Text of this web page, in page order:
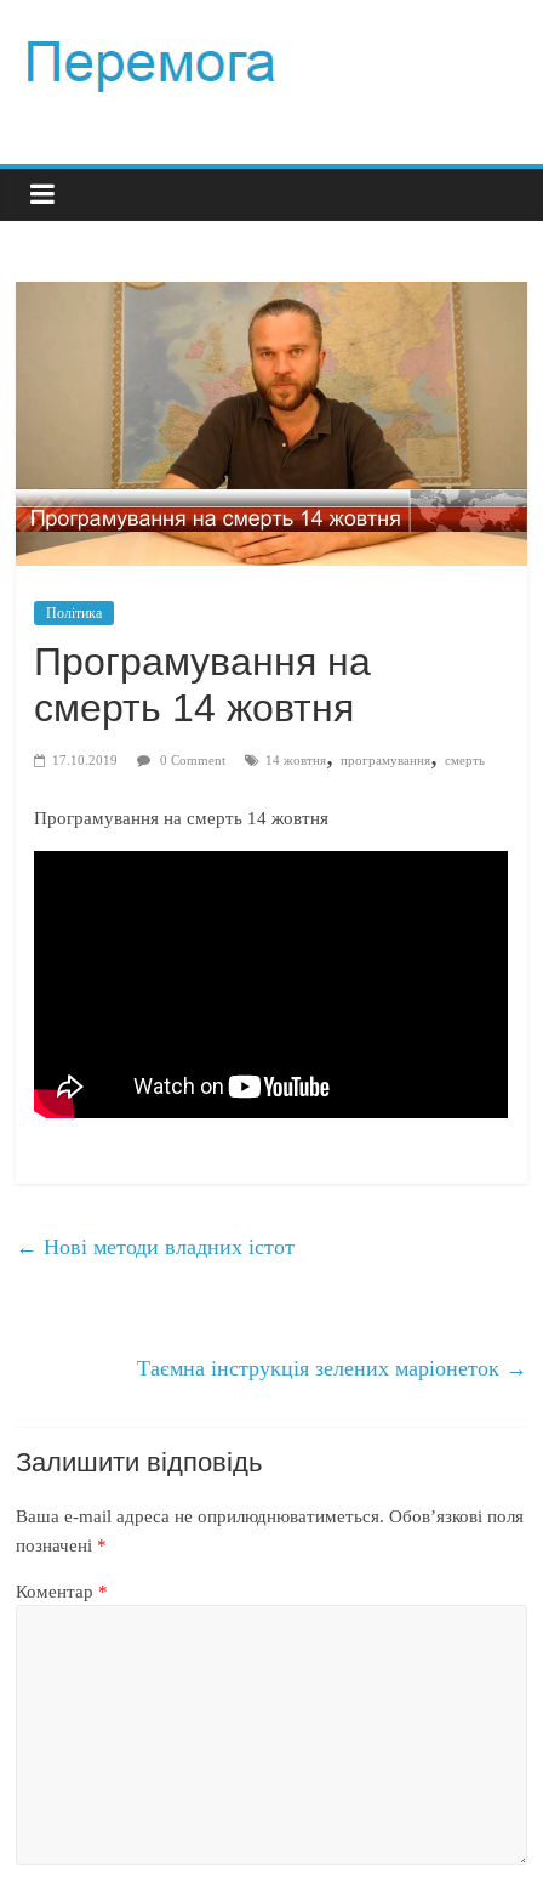
Політика
Програмування на
смерть 14 жовтня
17.10.2019 0 Comment 14 жовтня,програмування,смерть
Програмування на смерть 14 жовтня
← Нові методи владних істот
Таємна інструкція зелених маріонеток →
Залишити відповідь
Ваша e-mail адреса не оприлюднюватиметься. Обов’язкові поля
позначені *
Коментар *